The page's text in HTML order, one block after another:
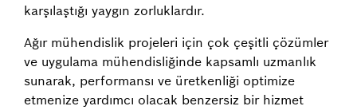
karşılaştığı yaygın zorluklardır.
Ağır mühendislik projeleri için çok çeşitli çözümler
ve uygulama mühendisliğinde kapsamlı uzmanlık
sunarak, performansı ve üretkenliği optimize
etmenize yardımcı olacak benzersiz bir hizmet